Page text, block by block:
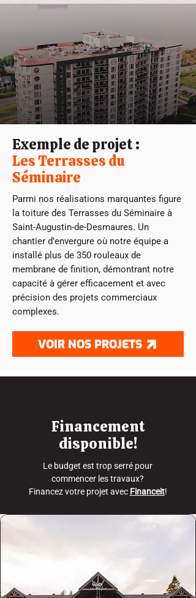
Exemple de projet :
Les Terrasses du
Séminaire
Parmi nos réalisations marquantes figure
la toiture des Terrasses du Séminaire à
Saint-Augustin-de-Desmaures. Un
chantier d’envergure où notre équipe a
installé plus de 350 rouleaux de
membrane de finition, démontrant notre
capacité à gérer efficacement et avec
précision des projets commerciaux
complexes.
VOIR NOS PROJETS
Financement
disponible!
Le budget est trop serré pour
commencer les travaux?
Financez votre projet avec Financeit!